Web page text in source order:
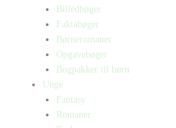
Billedbøger
Faktabøger
Børneromaner
Opgavebøger
Bogpakker til børn
Unge
Fantasy
Romaner